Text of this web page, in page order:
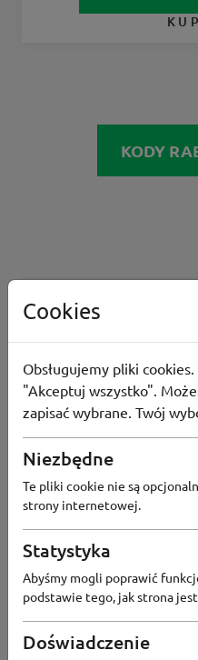
KODY
Popularne sklepy
MEDIA EXPERT
Cookies
Obsługujemy pliki
"Akceptuj wszystko".
zapisać wybrane. Twój
Niezbędne
Te pliki cookie nie są
strony internetowej.
Statystyka
Abyśmy mogli poprawić
podstawie tego, jak strona
Doświadczenie